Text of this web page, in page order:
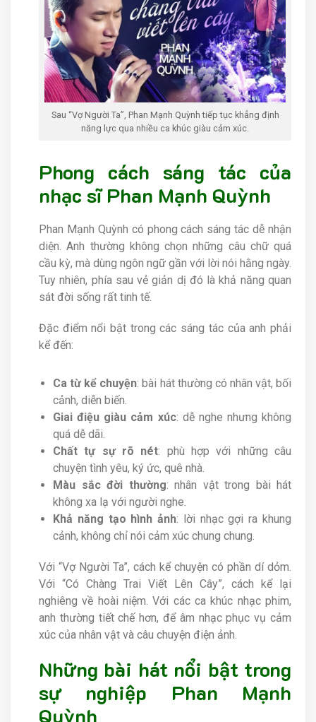
Sau “Vợ Người Ta”, Phan Mạnh Quỳnh tiếp tục khẳng định
năng lực qua nhiều ca khúc giàu cảm xúc.
Phong cách sáng tác của
nhạc sĩ Phan Mạnh Quỳnh
Phan Mạnh Quỳnh có phong cách sáng tác dễ nhận
diện. Anh thường không chọn những câu chữ quá
cầu kỳ, mà dùng ngôn ngữ gần với lời nói hằng ngày.
Tuy nhiên, phía sau vẻ giản dị đó là khả năng quan
sát đời sống rất tinh tế.
Đặc điểm nổi bật trong các sáng tác của anh phải
kể đến:
Ca từ kể chuyện: bài hát thường có nhân vật, bối
cảnh, diễn biến.
Giai điệu giàu cảm xúc: dễ nghe nhưng không
quá dễ dãi.
Chất tự sự rõ nét: phù hợp với những câu
chuyện tình yêu, ký ức, quê nhà.
Màu sắc đời thường: nhân vật trong bài hát
không xa lạ với người nghe.
Khả năng tạo hình ảnh: lời nhạc gợi ra khung
cảnh, không chỉ nói cảm xúc chung chung.
Với “Vợ Người Ta”, cách kể chuyện có phần dí dỏm.
Với “Có Chàng Trai Viết Lên Cây”, cách kể lại
nghiêng về hoài niệm. Với các ca khúc nhạc phim,
anh thường tiết chế hơn, để âm nhạc phục vụ cảm
xúc của nhân vật và câu chuyện điện ảnh.
Những bài hát nổi bật trong
sự nghiệp Phan Mạnh
Quỳnh